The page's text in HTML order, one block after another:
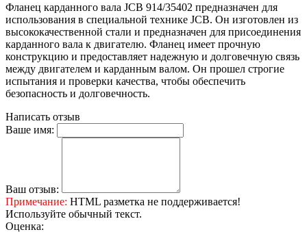
Фланец карданного вала JCB 914/35402 предназначен для
использования в специальной технике JCB. Он изготовлен из
высококачественной стали и предназначен для присоединения
карданного вала к двигателю. Фланец имеет прочную
конструкцию и предоставляет надежную и долговечную связь
между двигателем и карданным валом. Он прошел строгие
испытания и проверки качества, чтобы обеспечить
безопасность и долговечность.
Написать отзыв
Ваше имя:
Ваш отзыв:
Примечание: HTML разметка не поддерживается!
Используйте обычный текст.
Оценка: